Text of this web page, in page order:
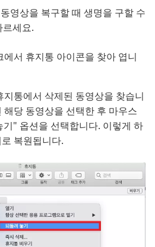
영상을 복구할 때 생명을 구할 수
세요.
서 휴지통 아이콘을 찾아 엽니
통에서 삭제된 동영상을 찾습니
해당 동영상을 선택한 후 마우스
" 옵션을 선택합니다. 이렇게 하
복원됩니다.